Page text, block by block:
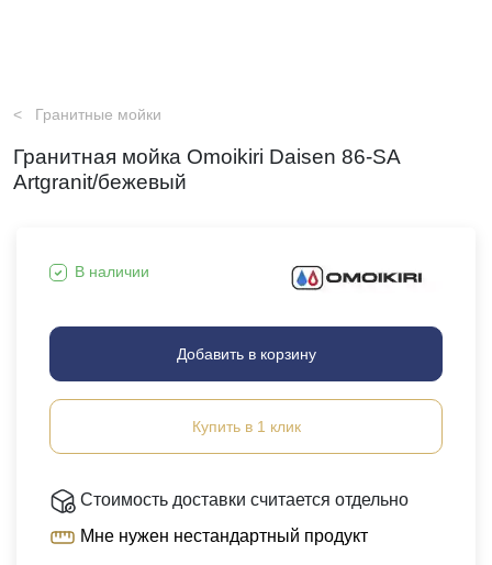
Гранитные мойки
Гранитная мойка Omoikiri Daisen 86-SA
Artgranit/бежевый
В наличии
Добавить в корзину
Купить в 1 клик
Стоимость доставки считается отдельно
Мне нужен нестандартный продукт